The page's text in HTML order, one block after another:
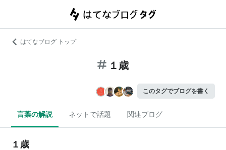
はてなブログ トップ
１歳
このタグでブログを書く
言葉の解説 ネットで話題 関連ブログ
１歳